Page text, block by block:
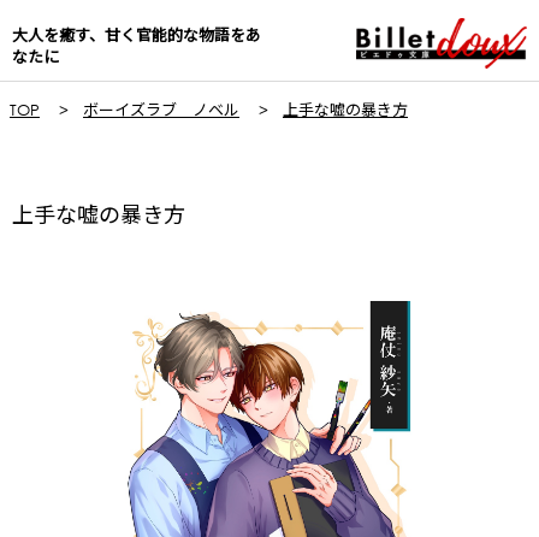
大人を癒す、甘く官能的な物語をあ
なたに
TOP ボーイズラブ ノベル 上手な嘘の暴き方
上手な嘘の暴き方